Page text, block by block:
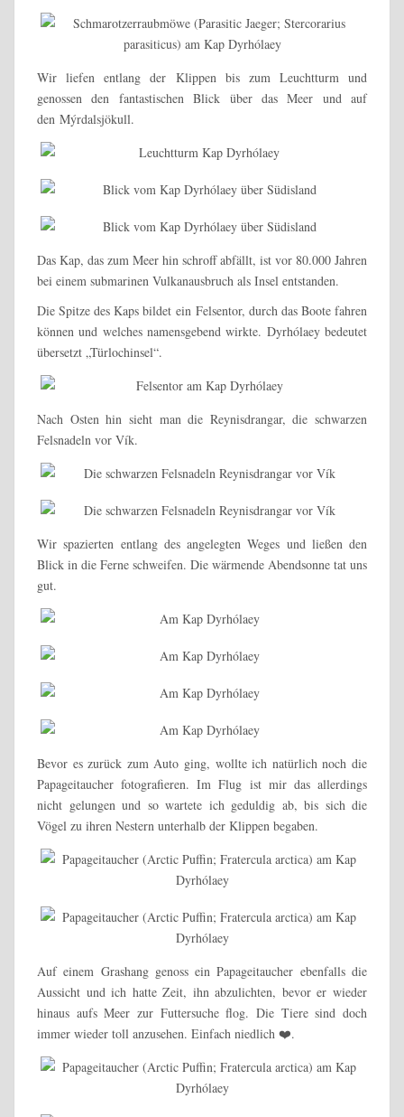
Wir liefen entlang der Klippen bis zum Leuchtturm und
genossen den fantastischen Blick über das Meer und auf
den Mýrdalsjökull.
Das Kap, das zum Meer hin schroff abfällt, ist vor 80.000 Jahren
bei einem submarinen Vulkanausbruch als Insel entstanden.
Die Spitze des Kaps bildet ein Felsentor, durch das Boote fahren
können und welches namensgebend wirkte. Dyrhólaey bedeutet
übersetzt „Türlochinsel“.
Nach Osten hin sieht man die Reynisdrangar, die schwarzen
Felsnadeln vor Vík.
Wir spazierten entlang des angelegten Weges und ließen den
Blick in die Ferne schweifen. Die wärmende Abendsonne tat uns
gut.
Bevor es zurück zum Auto ging, wollte ich natürlich noch die
Papageitaucher fotografieren. Im Flug ist mir das allerdings
nicht gelungen und so wartete ich geduldig ab, bis sich die
Vögel zu ihren Nestern unterhalb der Klippen begaben.
Auf einem Grashang genoss ein Papageitaucher ebenfalls die
Aussicht und ich hatte Zeit, ihn abzulichten, bevor er wieder
hinaus aufs Meer zur Futtersuche flog. Die Tiere sind doch
immer wieder toll anzusehen. Einfach niedlich ❤️.